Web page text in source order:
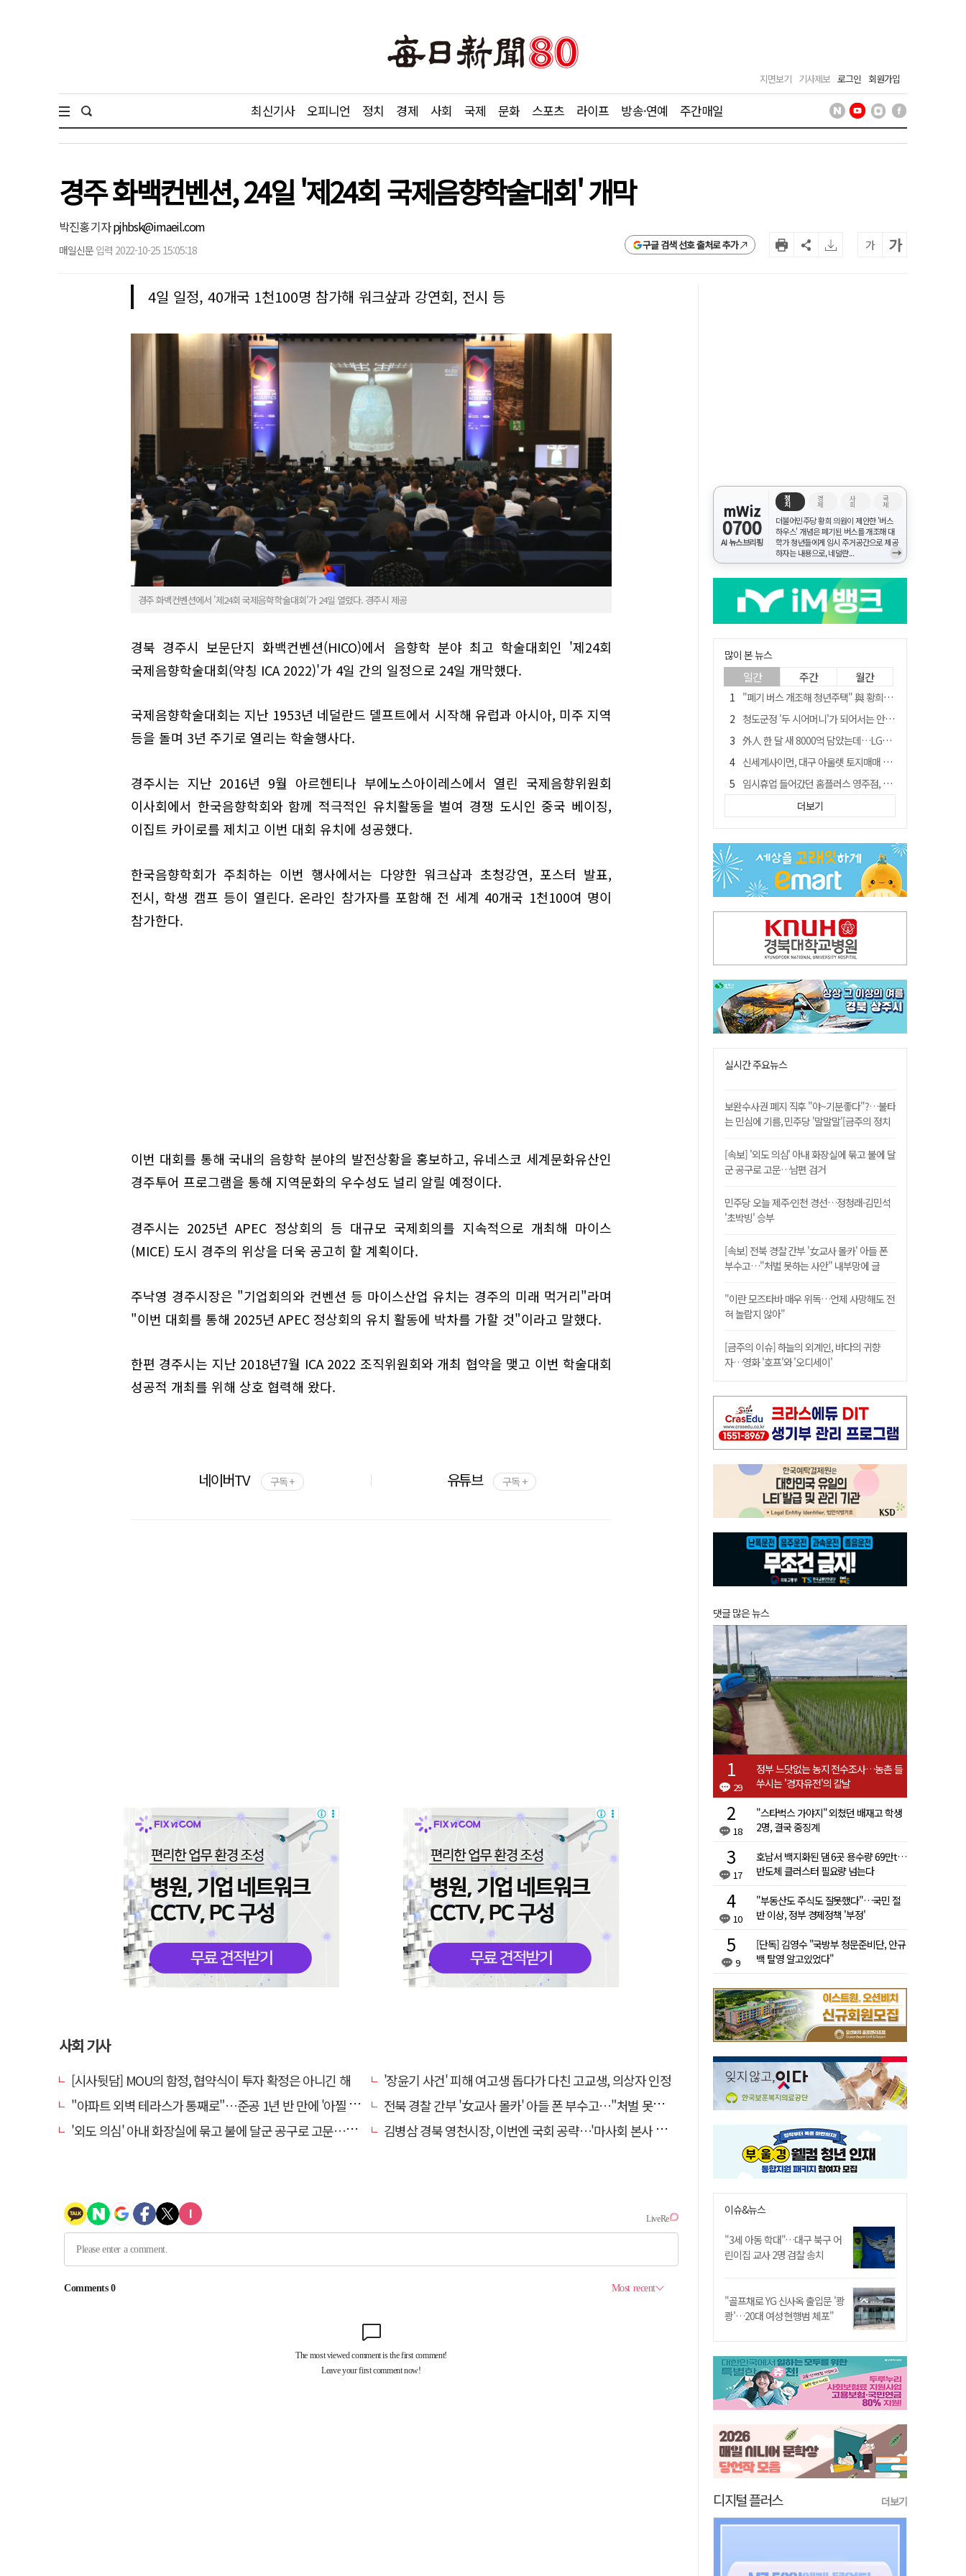
지면보기 기사제보 로그인 회원가입
최신기사 오피니언 정치 경제 사회 국제 문화 스포츠 라이프 방송·연예 주간매일
경주 화백컨벤션, 24일 '제24회 국제음향학술대회' 개막
박진홍 기자pjhbsk@imaeil.com
매일신문 입력 2022-10-25 15:05:18 구글 검색 선호 출처로 추가 가 가
4일 일정, 40개국 1천100명 참가해 워크샾과 강연회, 전시 등
경주 화백컨벤션에서 '제24회 국제음햑학술대회'가 24일 열렸다. 경주시 제공
경북 경주시 보문단지 화백컨벤션(HICO)에서 음향학 분야 최고 학술대회인 '제24회
국제음향학술대회(약칭 ICA 2022)'가 4일 간의 일정으로 24일 개막했다.
국제음향학술대회는 지난 1953년 네덜란드 델프트에서 시작해 유럽과 아시아, 미주 지역
등을 돌며 3년 주기로 열리는 학술행사다.
경주시는 지난 2016년 9월 아르헨티나 부에노스아이레스에서 열린 국제음향위원회
이사회에서 한국음향학회와 함께 적극적인 유치활동을 벌여 경쟁 도시인 중국 베이징,
이집트 카이로를 제치고 이번 대회 유치에 성공했다.
한국음향학회가 주최하는 이번 행사에서는 다양한 워크샵과 초청강연, 포스터 발표,
전시, 학생 캠프 등이 열린다. 온라인 참가자를 포함해 전 세계 40개국 1천100여 명이
참가한다.
이번 대회를 통해 국내의 음향학 분야의 발전상황을 홍보하고, 유네스코 세계문화유산인
경주투어 프로그램을 통해 지역문화의 우수성도 널리 알릴 예정이다.
경주시는 2025년 APEC 정상회의 등 대규모 국제회의를 지속적으로 개최해 마이스
(MICE) 도시 경주의 위상을 더욱 공고히 할 계획이다.
주낙영 경주시장은 "기업회의와 컨벤션 등 마이스산업 유치는 경주의 미래 먹거리"라며
"이번 대회를 통해 2025년 APEC 정상회의 유치 활동에 박차를 가할 것"이라고 말했다.
한편 경주시는 지난 2018년7월 ICA 2022 조직위원회와 개최 협약을 맺고 이번 학술대회
성공적 개최를 위해 상호 협력해 왔다.
네이버TV 구독 + 유튜브 구독 +
사회 기사
[시사뒷담] MOU의 함정, 협약식이 투자 확정은 아니긴 해
'장윤기 사건' 피해 여고생 돕다가 다친 고교생, 의상자 인정
"아파트 외벽 테라스가 통째로"…준공 1년 반 만에 '아찔 사고'
전북 경찰 간부 '女교사 몰카' 아들 폰 부수고…"처벌 못하는 사안" 내부망에 글
'외도 의심' 아내 화장실에 묶고 불에 달군 공구로 고문…남편 검거
김병삼 경북 영천시장, 이번엔 국회 공략…'마사회 본사 이전·광역교통망 확충' 요청
mWiz
0700
AI 뉴스브리핑
정
치
경
제
사
회
국
제
더불어민주당 황희 의원이 제안한 '버스
하우스' 개념은 폐기된 버스를 개조해 대
학가 청년들에게 임시 주거공간으로 제공
하자는 내용으로, 네덜란...
→
많이 본 뉴스
일간 주간 월간
"폐기 버스 개조해 청년주택" 與 황희…'딸 학비는 年 4200만원'
청도군정 '두 시어머니'가 되어서는 안된다
外人 한 달 새 8000억 담았는데…LG이노텍 목표주가는 왜 엇갈릴까
신세계사이먼, 대구 아울렛 토지매매 계약 체결… 사업 본궤도
임시휴업 들어갔던 홈플러스 영주점, 7일 영업 재개…지하 1층만 운영
SK하이닉스, 주당 375원 분기 배당 공시…"3분기 중 주주환원 방안 확정"
"상법개정해도 주주가 '봉'"…하이닉스 솔리다임 상장설에 술렁[개미와글와글]
전북 경찰 간부 '女교사 몰카' 아들 폰 부수고…"처벌 못하는 사안" 내부망에 글
노태악 출장에 부인 별도 일정 수행 직원도…보고서엔 '공식일정 참석'
더보기
실시간 주요뉴스
보완수사권 폐지 직후 "야~기분좋다"?…불타
는 민심에 기름, 민주당 '말말말'[금주의 정치
[속보] '외도 의심' 아내 화장실에 묶고 불에 달
군 공구로 고문…남편 검거
민주당 오늘 제주·인천 경선…정청래·김민석
'초박빙' 승부
[속보] 전북 경찰 간부 '女교사 몰카' 아들 폰
부수고…"처벌 못하는 사안" 내부망에 글
"이란 모즈타바 매우 위독…언제 사망해도 전
혀 놀랍지 않아"
[금주의 이슈] 하늘의 외계인, 바다의 귀향
자…영화 '호프'와 '오디세이'
댓글 많은 뉴스
29
정부 느닷없는 농지 전수조사…농촌 들
쑤시는 '경자유전'의 칼날
18
"스타벅스 가야지" 외쳤던 배재고 학생
2명, 결국 중징계
17
호남서 백지화된 댐 6곳 용수량 69만t…
반도체 클러스터 필요량 넘는다
10
"부동산도 주식도 잘못했다"…국민 절
반 이상, 정부 경제정책 '부정'
9
[단독] 김영수 "국방부 청문준비단, 안규
백 탈영 알고있었다"
이슈&뉴스
"3세 아동 학대"…대구 북구 어
린이집 교사 2명 검찰 송치
"골프채로 YG 신사옥 출입문 '쾅
쾅'…20대 여성 현행범 체포"
디지털 플러스 더보기